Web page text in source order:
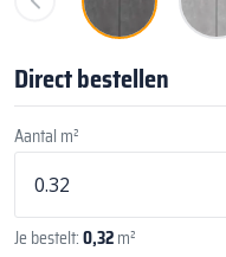
Direct bestellen
Aantal m²
Je bestelt:0,32m²